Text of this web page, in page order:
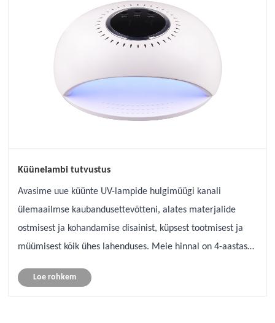
Küünelambi tutvustus
Avasime uue küünte UV-lampide hulgimüügi kanali
ülemaailmse kaubandusettevõtteni, alates materjalide
ostmisest ja kohandamise disainist, küpsest tootmisest ja
müümisest kõik ühes lahenduses. Meie hinnal on 4-aastase
hästi turgu, mis annab soovitu......
Loe rohkem